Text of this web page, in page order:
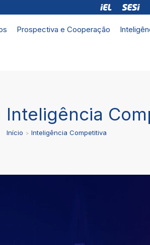
Prospectiva e Cooperação
Inteligência
Início Inteligência Competitiva